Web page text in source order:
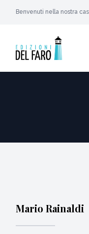
Benvenuti nella nostra
Mario Rainaldi